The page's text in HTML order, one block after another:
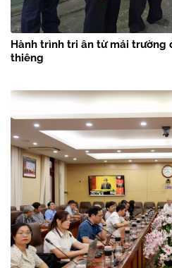
Hành trình tri ân từ mái trường
thiêng